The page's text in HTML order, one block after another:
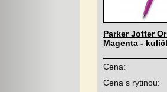
Parker Jotter
Magenta -
Cena:
Cena s rytinou: